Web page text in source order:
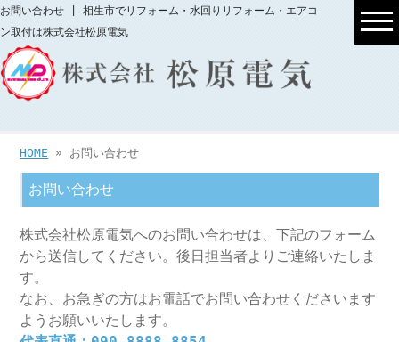
お問い合わせ | 相生市でリフォーム・水回りリフォーム・エアコ
ン取付は株式会社松原電気
HOME » お問い合わせ
お問い合わせ
株式会社松原電気へのお問い合わせは、下記のフォーム
から送信してください。後日担当者よりご連絡いたしま
す。
なお、お急ぎの方はお電話でお問い合わせくださいます
ようお願いいたします。